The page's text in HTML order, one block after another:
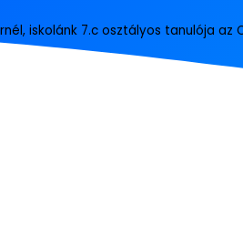
iskolánk 7.c osztályos tanulója